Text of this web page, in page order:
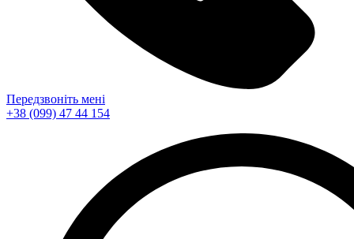
Передзвоніть мені
+38 (099) 47 44 154